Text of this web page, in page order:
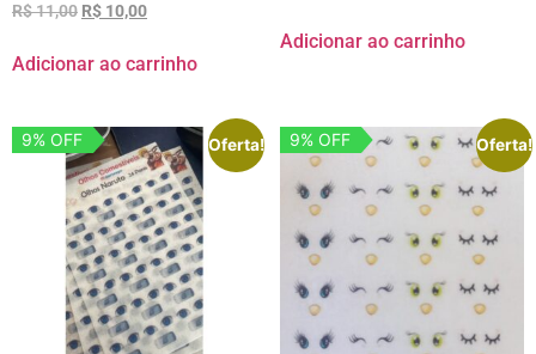
R$11,00 R$ 10,00
Adicionar ao carrinho
Adicionar ao carrinho
Oferta!
9% OFF Oferta!
9% OFF